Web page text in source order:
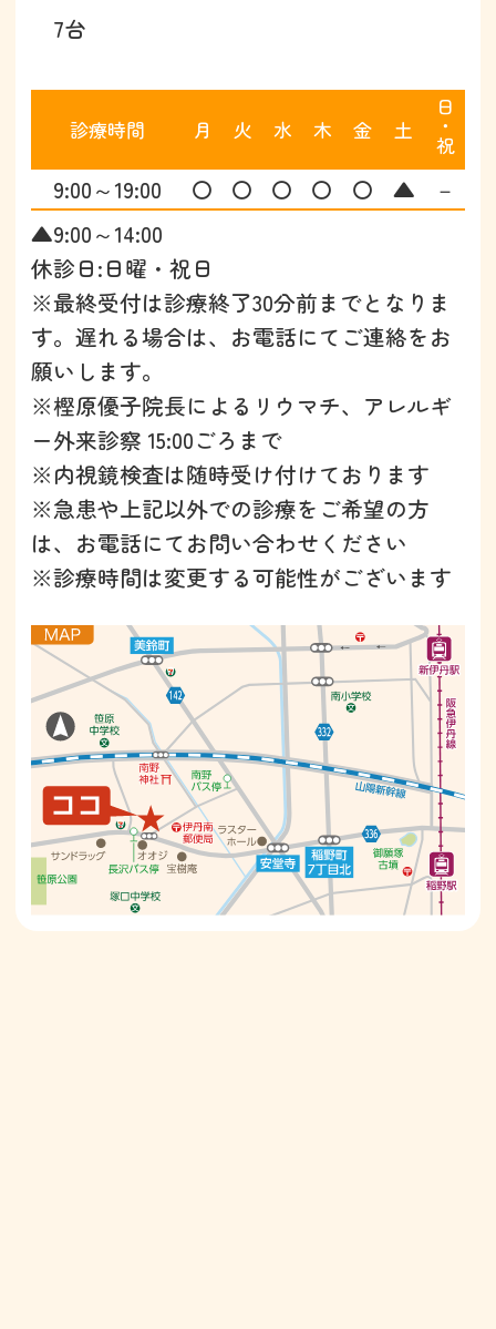
7台
▲9:00～14:00
休診日:日曜・祝日
※最終受付は診療終了30分前までとなりま
す。遅れる場合は、お電話にてご連絡をお
願いします。
※樫原優子院長によるリウマチ、アレルギ
ー外来診察 15:00ごろまで
※内視鏡検査は随時受け付けております
※急患や上記以外での診療をご希望の方
は、お電話にてお問い合わせください
※診療時間は変更する可能性がございます
診療時間 月 火 水 木 金 土 日･祝
9:00～19:00 〇 〇 〇 〇 〇 ▲ －